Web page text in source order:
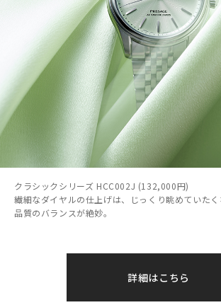
クラシックシリーズ HCC002J (132,000円)
繊細なダイヤルの仕上げは、じっくり眺めていた
品質のバランスが絶妙。
詳細はこちら